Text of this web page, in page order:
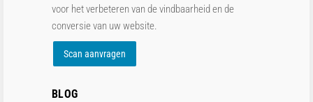
voor het verbeteren van de vindbaarheid en de
conversie van uw website.
Scan aanvragen
BLOG